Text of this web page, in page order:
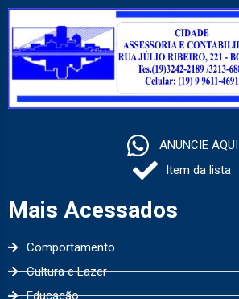
ANUNCIE AQUI
Item da lista
Mais Acessados
Comportamento
Cultura e Lazer
Educação